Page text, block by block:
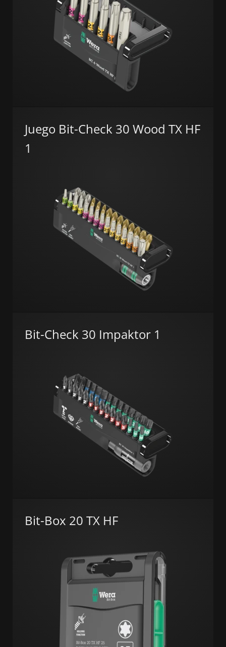
Juego Bit-Check 30 Wood TX HF
1
Bit-Check 30 Impaktor 1
Bit-Box 20 TX HF